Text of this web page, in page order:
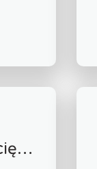
Kierowca samochodu ciężarowego (k/m)